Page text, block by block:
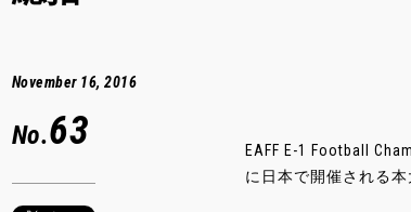
November 16, 2016
No.63
EAFF E-1 Football
に日本で開催される